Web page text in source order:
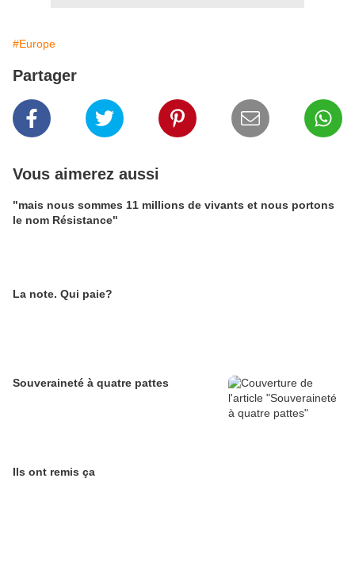
#Europe
Partager
Vous aimerez aussi
"mais nous sommes 11 millions de vivants et nous portons
le nom Résistance"
La note. Qui paie?
Souveraineté à quatre pattes
Ils ont remis ça